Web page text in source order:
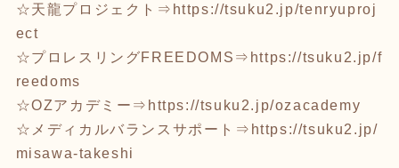
☆天龍プロジェクト⇒ https://tsuku2.jp/tenryuproj
ect
☆プロレスリングFREEDOMS⇒ https://tsuku2.jp/f
reedoms
☆OZアカデミー⇒ https://tsuku2.jp/ozacademy
☆メディカルバランスサポート⇒ https://tsuku2.jp/
misawa-takeshi